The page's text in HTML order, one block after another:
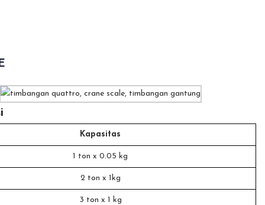
Kapasitas
1 ton x 0.05 kg
2 ton x 1kg
3 ton x 1 kg